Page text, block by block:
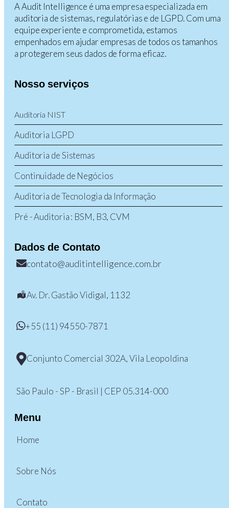
A Audit Intelligence é uma empresa especializada em
auditoria de sistemas, regulatórias e de LGPD. Com uma
equipe experiente e comprometida, estamos
empenhados em ajudar empresas de todos os tamanhos
a protegerem seus dados de forma eficaz.
Nosso serviços
Auditoria NIST
Auditoria LGPD
Auditoria de Sistemas
Continuidade de Negócios
Auditoria de Tecnologia da Informação
Pré - Auditoria : BSM, B3, CVM
Dados de Contato
contato@auditintelligence.com.br
Av. Dr. Gastão Vidigal, 1132
+55 (11) 94550-7871
Conjunto Comercial 302A, Vila Leopoldina
São Paulo - SP - Brasil | CEP 05.314-000
Menu
Home
Sobre Nós
Contato